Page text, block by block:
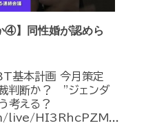
④】同性婚が認めら
基本計画 今月策定
判断か？ ”ジェンダ
考える？
HI3RhcPZM...